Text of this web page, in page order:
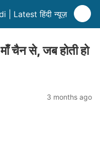
| Latest हिंदी न्यूज़
चैन से, जब होती हो
3 months ago